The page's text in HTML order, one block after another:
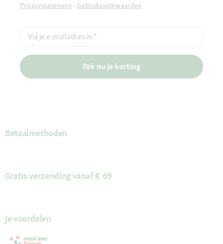
Privacystatement - Gebruiksvoorwaarden
Vul je e-mailadres in *
Pak nu je korting
Betaalmethoden
Gratis verzending vanaf € 69
Je voordelen